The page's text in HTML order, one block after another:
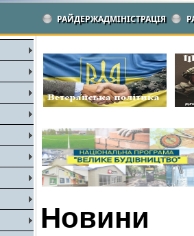
РАЙДЕРЖАДМІНІСТРАЦІЯ
Новини